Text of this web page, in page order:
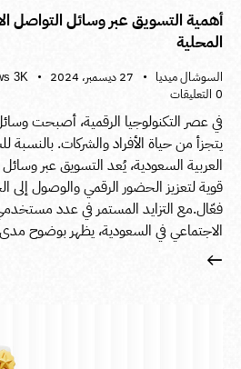
أهمية التسويق عبر وسائل التواصل
المحلية
السوشال ميديا 27 ديسمبر، 2024 3K
0 التعليقات
في عصر التكنولوجيا الرقمية، أصبحت
يتجزأ من حياة الأفراد والشركات. بالنسبة
العربية السعودية، يُعد التسويق عبر
قوية لتعزيز الحضور الرقمي والوصول
فعّال.مع التزايد المستمر في عدد
الاجتماعي في السعودية، يظهر بوضوح